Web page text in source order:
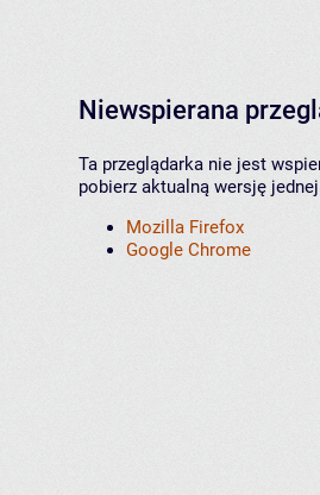
Niewspierana
Ta przeglądarka nie jest
pobierz aktualną wersję
Mozilla Firefox
Google Chrome